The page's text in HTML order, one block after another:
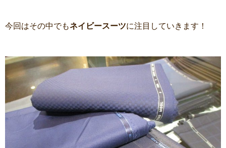
今回はその中でもネイビースーツに注目していきます！